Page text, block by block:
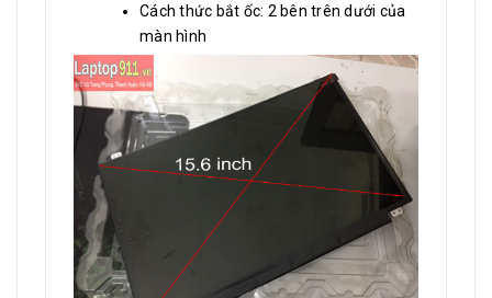
Cách thức bắt ốc: 2 bên trên dưới của
màn hình